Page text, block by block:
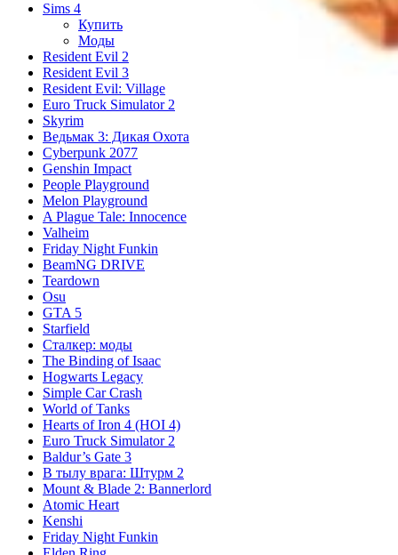
Sims 4
Купить
Моды
Resident Evil 2
Resident Evil 3
Resident Evil: Village
Euro Truck Simulator 2
Skyrim
Ведьмак 3: Дикая Охота
Cyberpunk 2077
Genshin Impact
People Playground
Melon Playground
A Plague Tale: Innocence
Valheim
Friday Night Funkin
BeamNG DRIVE
Teardown
Osu
GTA 5
Starfield
Сталкер: моды
The Binding of Isaac
Hogwarts Legacy
Simple Car Crash
World of Tanks
Hearts of Iron 4 (HOI 4)
Euro Truck Simulator 2
Baldur’s Gate 3
В тылу врага: Штурм 2
Mount & Blade 2: Bannerlord
Atomic Heart
Kenshi
Friday Night Funkin